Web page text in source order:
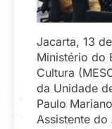
Jacarta, 13
Ministério do
Cultura
da Unidade
Paulo
Assistente